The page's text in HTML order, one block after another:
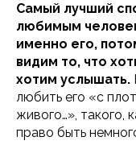
Самый лучший
любимым
именно его,
видим то, что
хотим услышать.
любить его «с
живого…», такого,
право быть